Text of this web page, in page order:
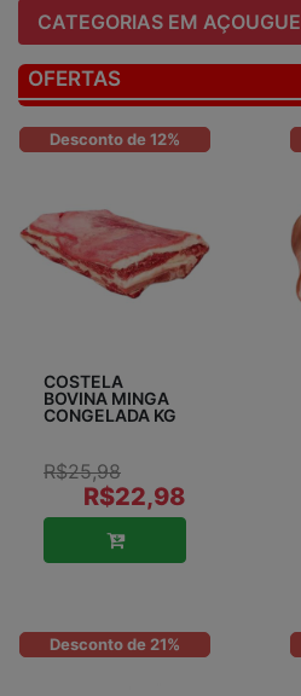
CATEGORIAS EM AÇOUGUE
OFERTAS
Desconto de 12%
COSTELA
BOVINA MINGA
CONGELADA KG
R$25,98
R$22,98
Desconto de 21%